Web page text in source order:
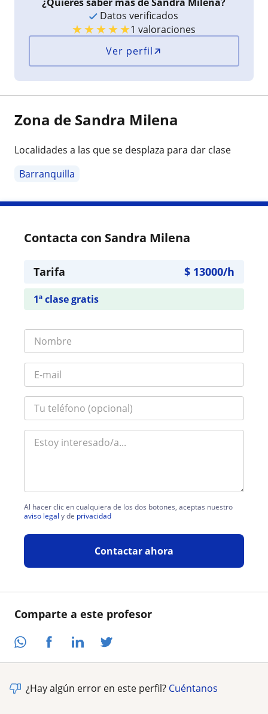
Comparte a este profesor
Datos verificados
★★★★★1 valoraciones
Ver perfil
Zona de Sandra Milena
Localidades a las que se desplaza para dar clase
Barranquilla
Contacta con Sandra Milena
Tarifa $ 13000/h
1ª clase gratis
Al hacer clic en cualquiera de los dos botones, aceptas nuestro
aviso legal y de privacidad
Contactar ahora
¿Hay algún error en este perfil? Cuéntanos